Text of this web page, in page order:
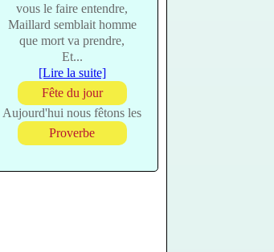
vous le faire entendre,
Maillard semblait homme
que mort va prendre,
Et...
[Lire la suite]
Fête du jour
Aujourd'hui nous fêtons les
Proverbe